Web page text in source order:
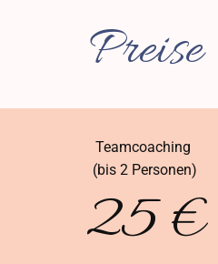
Preise
Teamcoaching
(bis 2 Personen)
25 €